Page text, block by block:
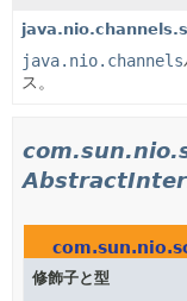
java.nio.channels
ス。
修飾子と型